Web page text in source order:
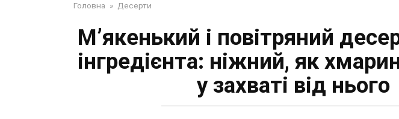
Головна » Десерти
М’якенький і повітряний
інгредієнта: ніжний, як
у захваті від нього